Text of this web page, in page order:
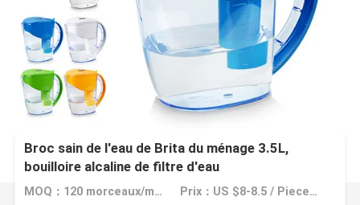
Broc sain de l'eau de Brita du ménage 3.5L,
bouilloire alcaline de filtre d'eau
MOQ：120 morceaux/morceaux Prix：US $8-8.5 / Pieces | 120 Piece/Pieces (Min. Order)